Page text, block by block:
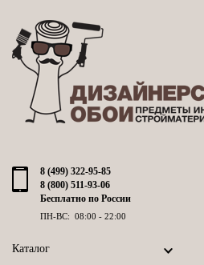
8 (499) 322-95-85
8 (800) 511-93-06
Бесплатно по России
ПН-ВС: 08:00 - 22:00
Каталог